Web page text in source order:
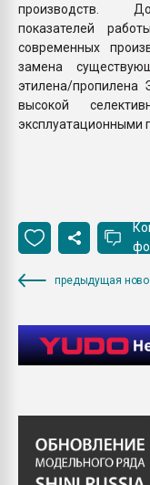
производств.
показателей
современных
замена
этилена/
высокой
эксплуатационными
предыдущая